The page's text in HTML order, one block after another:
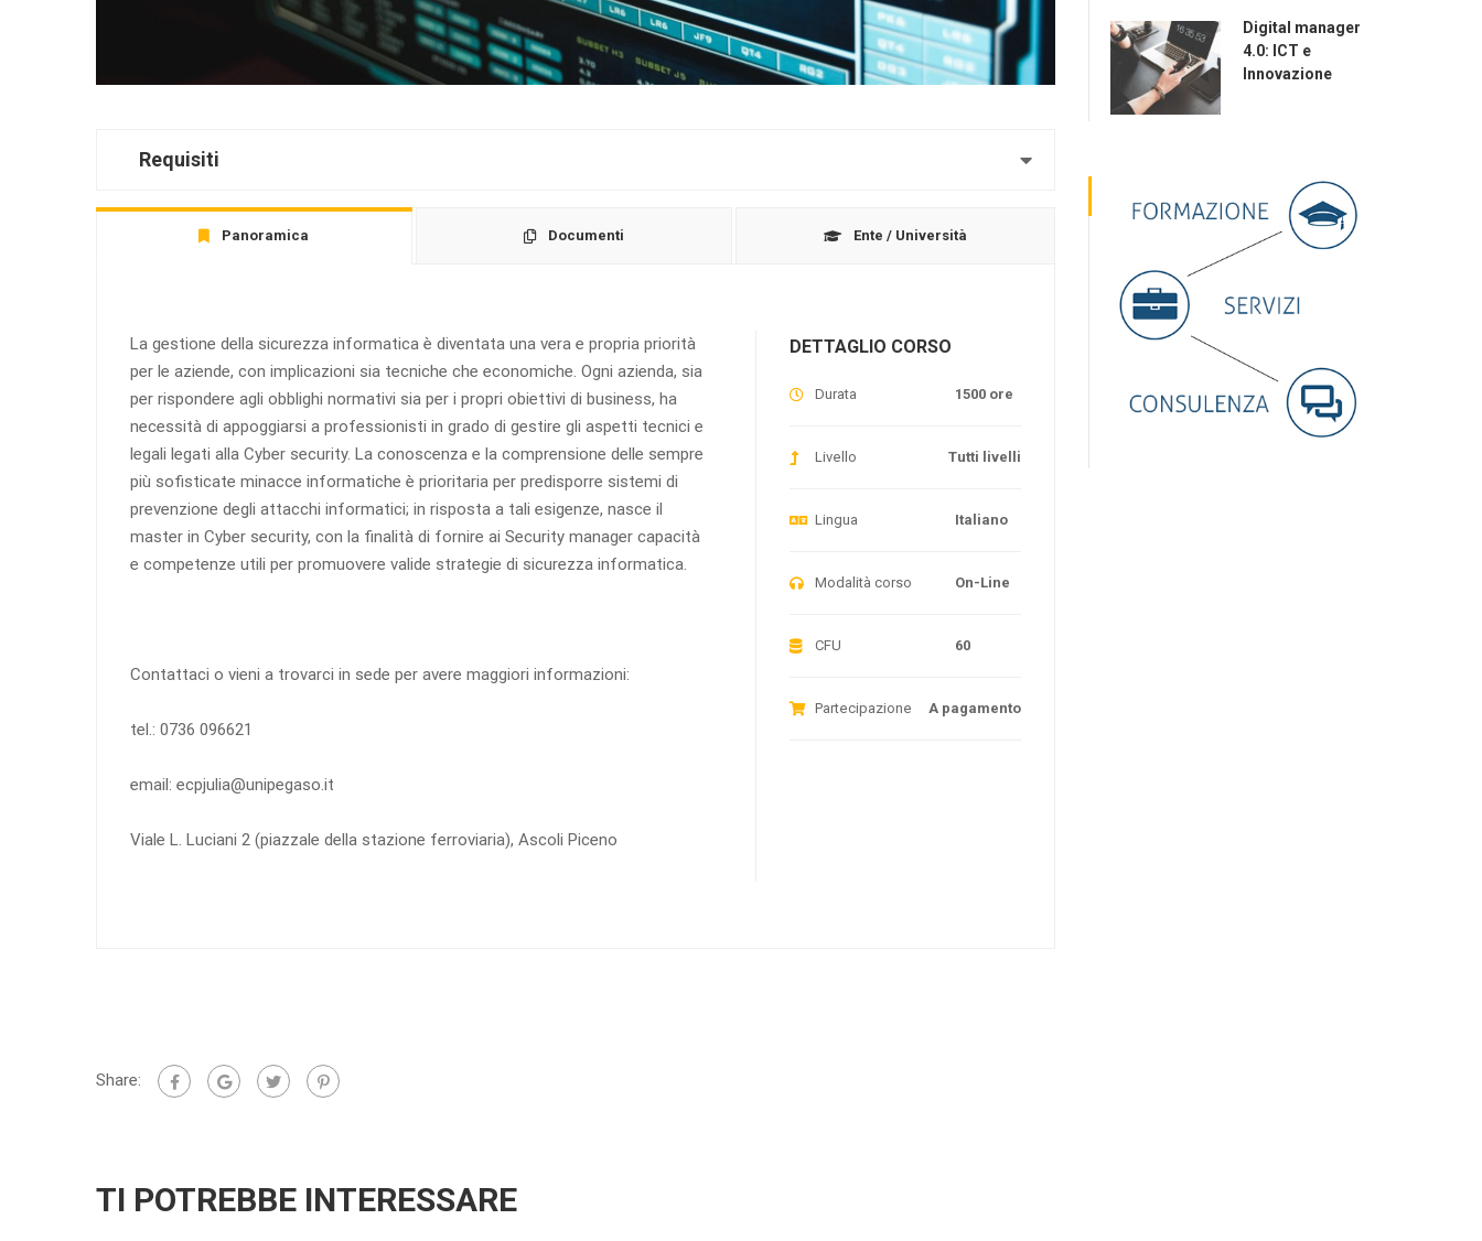
Requisiti
Panoramica Documenti Ente / Università
La gestione della sicurezza informatica è diventata una vera e propria priorità
per le aziende, con implicazioni sia tecniche che economiche. Ogni azienda, sia
per rispondere agli obblighi normativi sia per i propri obiettivi di business, ha
necessità di appoggiarsi a professionisti in grado di gestire gli aspetti tecnici e
legali legati alla Cyber security. La conoscenza e la comprensione delle sempre
più sofisticate minacce informatiche è prioritaria per predisporre sistemi di
prevenzione degli attacchi informatici; in risposta a tali esigenze, nasce il
master in Cyber security, con la finalità di fornire ai Security manager capacità
e competenze utili per promuovere valide strategie di sicurezza informatica.
Contattaci o vieni a trovarci in sede per avere maggiori informazioni:
tel.: 0736 096621
email: ecpjulia@unipegaso.it
Viale L. Luciani 2 (piazzale della stazione ferroviaria), Ascoli Piceno
DETTAGLIO CORSO
Durata 1500 ore
Livello Tutti livelli
Lingua Italiano
Modalità corso On-Line
CFU 60
Partecipazione A pagamento
Share:
TI POTREBBE INTERESSARE
Digital manager
4.0: ICT e
Innovazione